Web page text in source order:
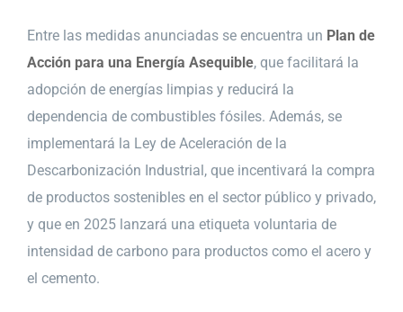
Entre las medidas anunciadas se encuentra un Plan de
Acción para una Energía Asequible, que facilitará la
adopción de energías limpias y reducirá la
dependencia de combustibles fósiles. Además, se
implementará la Ley de Aceleración de la
Descarbonización Industrial, que incentivará la compra
de productos sostenibles en el sector público y privado,
y que en 2025 lanzará una etiqueta voluntaria de
intensidad de carbono para productos como el acero y
el cemento.